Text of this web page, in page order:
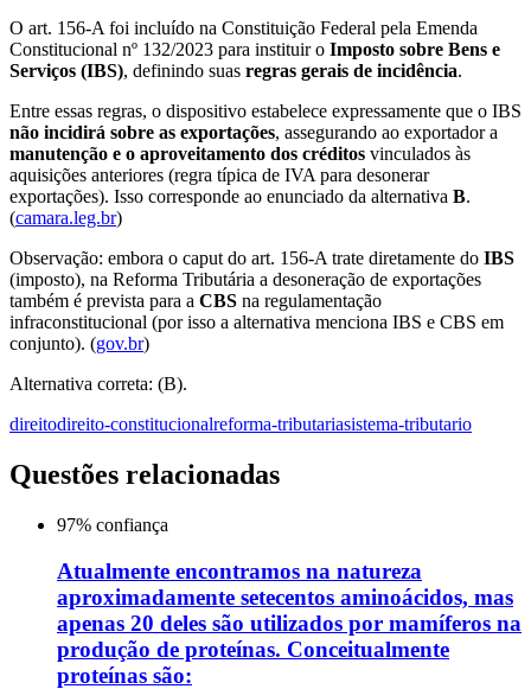
O art. 156-A foi incluído na Constituição Federal pela Emenda
Constitucional nº 132/2023 para instituir o Imposto sobre Bens e
Serviços (IBS), definindo suas regras gerais de incidência.
Entre essas regras, o dispositivo estabelece expressamente que o IBS
não incidirá sobre as exportações, assegurando ao exportador a
manutenção e o aproveitamento dos créditos vinculados às
aquisições anteriores (regra típica de IVA para desonerar
exportações). Isso corresponde ao enunciado da alternativa B.
(camara.leg.br)
Observação: embora o caput do art. 156-A trate diretamente do IBS
(imposto), na Reforma Tributária a desoneração de exportações
também é prevista para a CBS na regulamentação
infraconstitucional (por isso a alternativa menciona IBS e CBS em
conjunto). (gov.br)
Alternativa correta: (B).
direitodireito-constitucionalreforma-tributariasistema-tributario
Questões relacionadas
97% confiança
Atualmente encontramos na natureza
aproximadamente setecentos aminoácidos, mas
apenas 20 deles são utilizados por mamíferos na
produção de proteínas. Conceitualmente
proteínas são: